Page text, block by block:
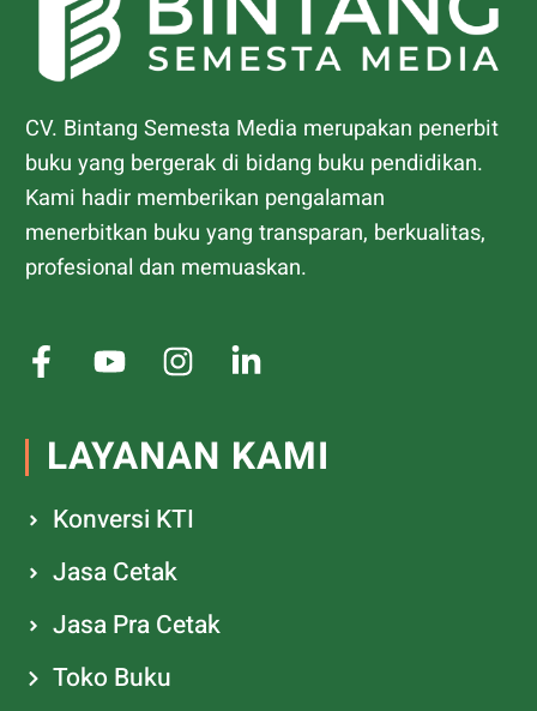
CV. Bintang Semesta Media merupakan penerbit
buku yang bergerak di bidang buku pendidikan.
Kami hadir memberikan pengalaman
menerbitkan buku yang transparan, berkualitas,
profesional dan memuaskan.
LAYANAN KAMI
Konversi KTI
Jasa Cetak
Jasa Pra Cetak
Toko Buku